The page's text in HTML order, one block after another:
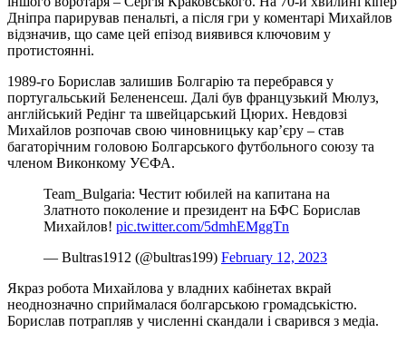
Дніпра парирував пенальті, а після гри у коментарі Михайлов
відзначив, що саме цей епізод виявився ключовим у
протистоянні.
1989-го Борислав залишив Болгарію та перебрався у
португальський Белененсеш. Далі був французький Мюлуз,
англійський Редінг та швейцарський Цюрих. Невдовзі
Михайлов розпочав свою чиновницьку кар’єру – став
багаторічним головою Болгарського футбольного союзу та
членом Виконкому УЄФА.
Team_Bulgaria: Честит юбилей на капитана на
Златното поколение и президент на БФС Борислав
Михайлов! pic.twitter.com/5dmhEMggTn
— Bultras1912 (@bultras199) February 12, 2023
Якраз робота Михайлова у владних кабінетах вкрай
неоднозначно сприймалася болгарською громадськістю.
Борислав потрапляв у численні скандали і сварився з медіа.